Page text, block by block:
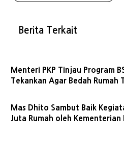
Berita Terkait
Menteri PKP Tinjau Program
Tekankan Agar Bedah Rumah
Mas Dhito Sambut Baik
Juta Rumah oleh Kementerian